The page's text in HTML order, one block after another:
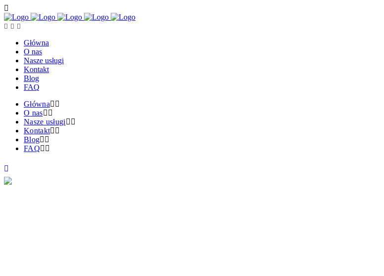
Główna
O nas
Nasze usługi
Kontakt
Blog
FAQ
Główna
O nas
Nasze usługi
Kontakt
Blog
FAQ